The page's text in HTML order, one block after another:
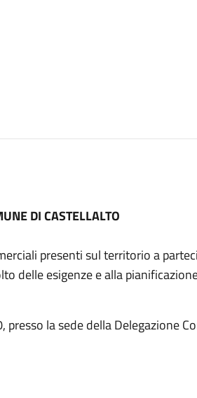
DI CASTELLALTO
presenti sul territorio a
delle esigenze e alla
la sede della Delegazione